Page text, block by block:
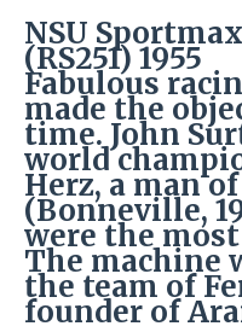
NSU
(RS251) 1955
Fabulous
made the
time. John
world
Herz, a man
(Bonneville,
were the
The machine
the team of
founder of